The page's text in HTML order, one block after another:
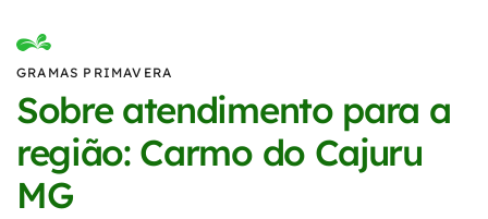
GRAMAS PRIMAVERA
Sobre atendimento para a
região: Carmo do Cajuru
MG